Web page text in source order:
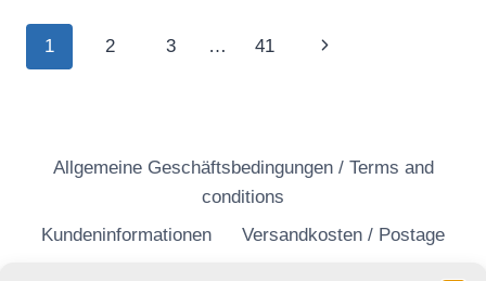
Seitennavigation
1 2 3 … 41
Nächste
Allgemeine Geschäftsbedingungen / Terms and
conditions
Kundeninformationen
Versandkosten / Postage